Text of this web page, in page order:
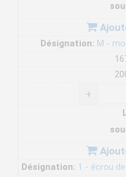
Désignation: M -
+
Désignation: 1 - écrou